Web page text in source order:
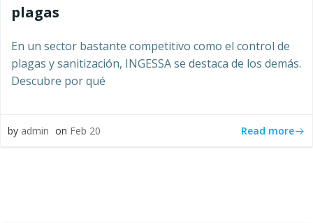
plagas
En un sector bastante competitivo como el control de
plagas y sanitización, INGESSA se destaca de los demás.
Descubre por qué
by admin on Feb 20 Read more